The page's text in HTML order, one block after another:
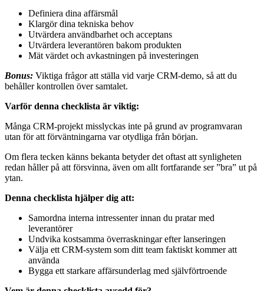
Definiera dina affärsmål
Klargör dina tekniska behov
Utvärdera användbarhet och acceptans
Utvärdera leverantören bakom produkten
Mät värdet och avkastningen på investeringen
Bonus: Viktiga frågor att ställa vid varje CRM-demo, så att du
behåller kontrollen över samtalet.
Varför denna checklista är viktig:
Många CRM-projekt misslyckas inte på grund av programvaran
utan för att förväntningarna var otydliga från början.
Om flera tecken känns bekanta betyder det oftast att synligheten
redan håller på att försvinna, även om allt fortfarande ser ”bra” ut på
ytan.
Denna checklista hjälper dig att:
Samordna interna intressenter innan du pratar med
leverantörer
Undvika kostsamma överraskningar efter lanseringen
Välja ett CRM-system som ditt team faktiskt kommer att
använda
Bygga ett starkare affärsunderlag med självförtroende